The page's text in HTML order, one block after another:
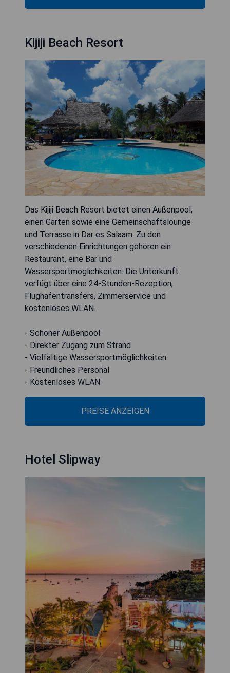
Kijiji Beach Resort
Das Kijiji Beach Resort bietet einen Außenpool,
einen Garten sowie eine Gemeinschaftslounge
und Terrasse in Dar es Salaam. Zu den
verschiedenen Einrichtungen gehören ein
Restaurant, eine Bar und
Wassersportmöglichkeiten. Die Unterkunft
verfügt über eine 24-Stunden-Rezeption,
Flughafentransfers, Zimmerservice und
kostenloses WLAN.
- Schöner Außenpool
- Direkter Zugang zum Strand
- Vielfältige Wassersportmöglichkeiten
- Freundliches Personal
- Kostenloses WLAN
PREISE ANZEIGEN
Hotel Slipway